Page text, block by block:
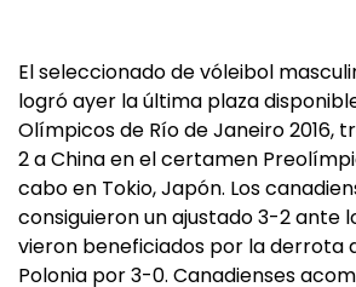
El seleccionado de vóleibol
logró ayer la última plaza
Olímpicos de Río de Janeiro 2016,
2 a China en el certamen
cabo en Tokio, Japón. Los
consiguieron un ajustado 3-2 ante
vieron beneficiados por la derrota
Polonia por 3-0. Canadienses